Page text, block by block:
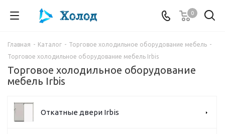
0
Главная - Каталог - Торговое холодильное оборудование мебель -
Торговое холодильное оборудование мебель Irbis
Торговое холодильное оборудование
мебель Irbis
Откатные двери Irbis